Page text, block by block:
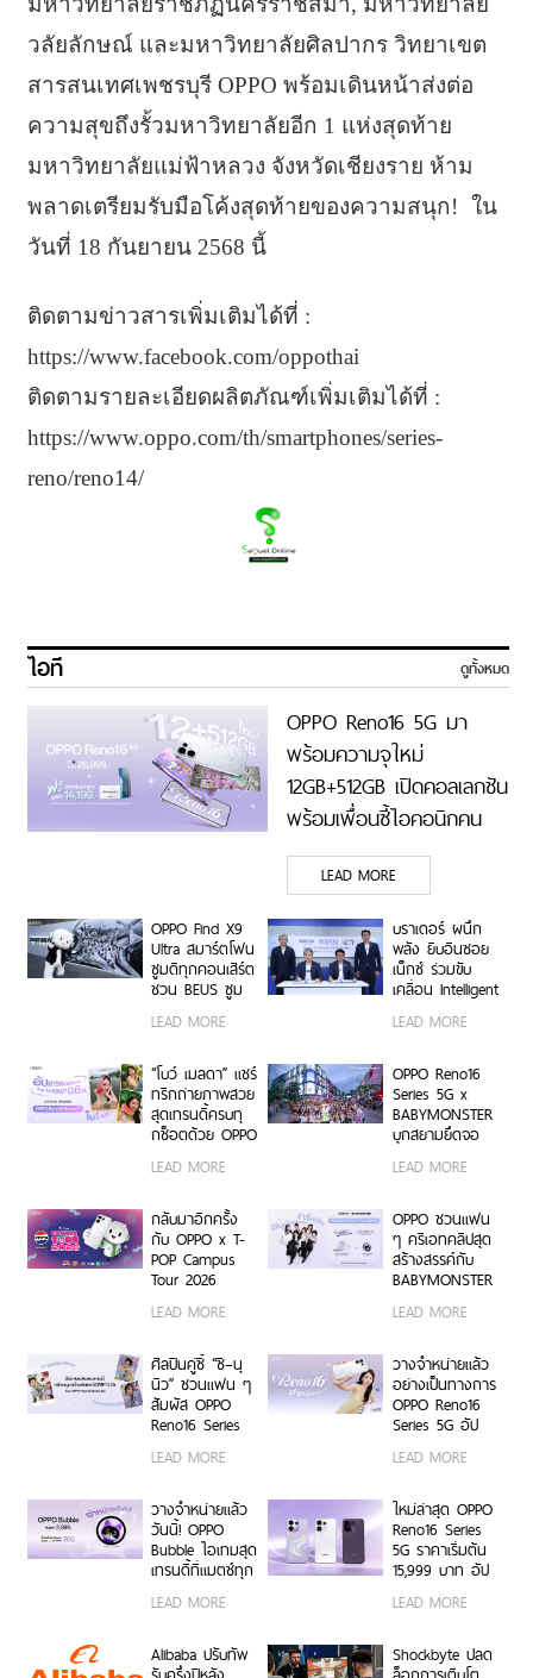
วลัยลักษณ์ และมหาวิทยาลัยศิลปากร วิทยาเขต
สารสนเทศเพชรบุรี OPPO พร้อมเดินหน้าส่งต่อ
ความสุขถึงรั้วมหาวิทยาลัยอีก 1 แห่งสุดท้าย
มหาวิทยาลัยแม่ฟ้าหลวง จังหวัดเชียงราย ห้าม
พลาดเตรียมรับมือโค้งสุดท้ายของความสนุก! ใน
วันที่ 18 กันยายน 2568 นี้
ติดตามข่าวสารเพิ่มเติมได้ที่ :
https://www.facebook.com/oppothai
ติดตามรายละเอียดผลิตภัณฑ์เพิ่มเติมได้ที่ :
https://www.oppo.com/th/smartphones/series-
reno/reno14/
ไอที ดูทั้งหมด
OPPO Reno16 5G มา
พร้อมความจุใหม่
12GB+512GB เปิดคอลเลกชัน
พร้อมเพื่อนซี้ไอคอนิกคน
ล่าสุด Pingu Limited
Edition เติมความน่ารักทุก
โมเมนต์ เริ่ม 7 ส.ค. 69
LEAD MORE
OPPO Find X9
Ultra สมาร์ตโฟน
ซูมดีทุกคอนเสิร์ต
ชวน BEUS ซูม
เก็บทุกโมเมนต์
ความสนุกสุดคม
BUS LIGHT AS
ONE
LEAD MORE
บราเดอร์ ผนึก
พลัง ยิบอินซอย
เน็กซ์ ร่วมขับ
เคลื่อน Intelligent
Transformation
Platform ยก
ระดับการจัดการ
ข้อมูลสู่ยุค
Digital-First
Enterprise
LEAD MORE
“โบว์ เมลดา” แชร์
ทริกถ่ายภาพสวย
สุดเทรนดี้ครบทุ
กช็อตด้วย OPPO
5G
LEAD MORE
OPPO Reno16
Series 5G x
BABYMONSTER
บุกสยามยึดจอ
บันดาลใจให้ทุก
เองได้เต็มที่ ผ่าน
OPPO K-POP
Star Random
Dance พร้อม
คลูซีฟ
LEAD MORE
กลับมาอีกครั้ง
กับ OPPO x T-
POP Campus
Tour 2026
สนุก บุก 6 รั้ว
ประเทศ ชวนเหล่า
นักศึกษา มา
Make Your
Moment กับ
Series 5G เร็ว ๆ
LEAD MORE
OPPO ชวนแฟน
ๆ ครีเอทคลิปสุด
สร้างสรรค์กับ
BABYMONSTER
คอนเสิร์ตโซน VIP
Edition Gift Box
สุดเอ็กซ์คลูซีฟ
ร่วมสนุกได้ตั้งแต่
6 ก.ค. – 17 ส.ค.
LEAD MORE
ศิลปินคู่ซี้ “ซี–นุ
นิว” ชวนแฟน ๆ
สัมผัส OPPO
Reno16 Series
Unbox พร้อม
กล้องมุมกว้าง
พิเศษ 50MP
0.6x เก็บทุก
โมเมนต์ โดดเด่น
LEAD MORE
วางจำหน่ายแล้ว
อย่างเป็นทางการ
OPPO Reno16
Series 5G อัป
กว้างพิเศษ
0.6x ถ่ายคนสวย
สีผิวเป็น
ธรรมชาติทั้งภาพ
นิ่งและวิดีโอ ใน
ราคาเริ่มต้นเพียง
15,999 บาท
สมนาคุณสุดคุ้ม
ค่า!
LEAD MORE
วางจำหน่ายแล้ว
วันนี้! OPPO
Bubble ไอเทมสุด
เทรนดี้ที่แมตช์ทุก
คุณสมบัติเด่น ใช้
งานได้ทั้งบนสมา
ร์ตโฟน OPPO
LEAD MORE
ใหม่ล่าสุด OPPO
Reno16 Series
5G ราคาเริ่มต้น
15,999 บาท อัป
กว้างพิเศษ
สวยทั้งภาพและ
วิดีโอ พร้อม
LEAD MORE
Alibaba ปรับทัพ Shockbyte ปลด